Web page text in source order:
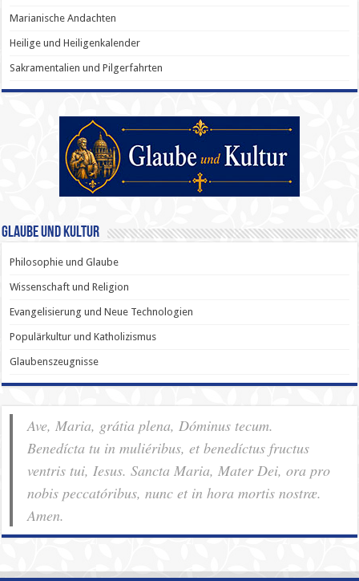
Marianische Andachten
Heilige und Heiligenkalender
Sakramentalien und Pilgerfahrten
Glaube und Kultur
Philosophie und Glaube
Wissenschaft und Religion
Evangelisierung und Neue Technologien
Populärkultur und Katholizismus
Glaubenszeugnisse
Ave, Maria, grátia plena, Dóminus tecum.
Benedícta tu in muliéribus, et benedíctus fructus
ventris tui, Iesus. Sancta Maria, Mater Dei, ora pro
nobis pec­ca­tóribus, nunc et in hora mortis nostræ.
Amen.